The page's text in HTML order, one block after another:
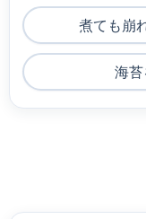
煮ても崩
海